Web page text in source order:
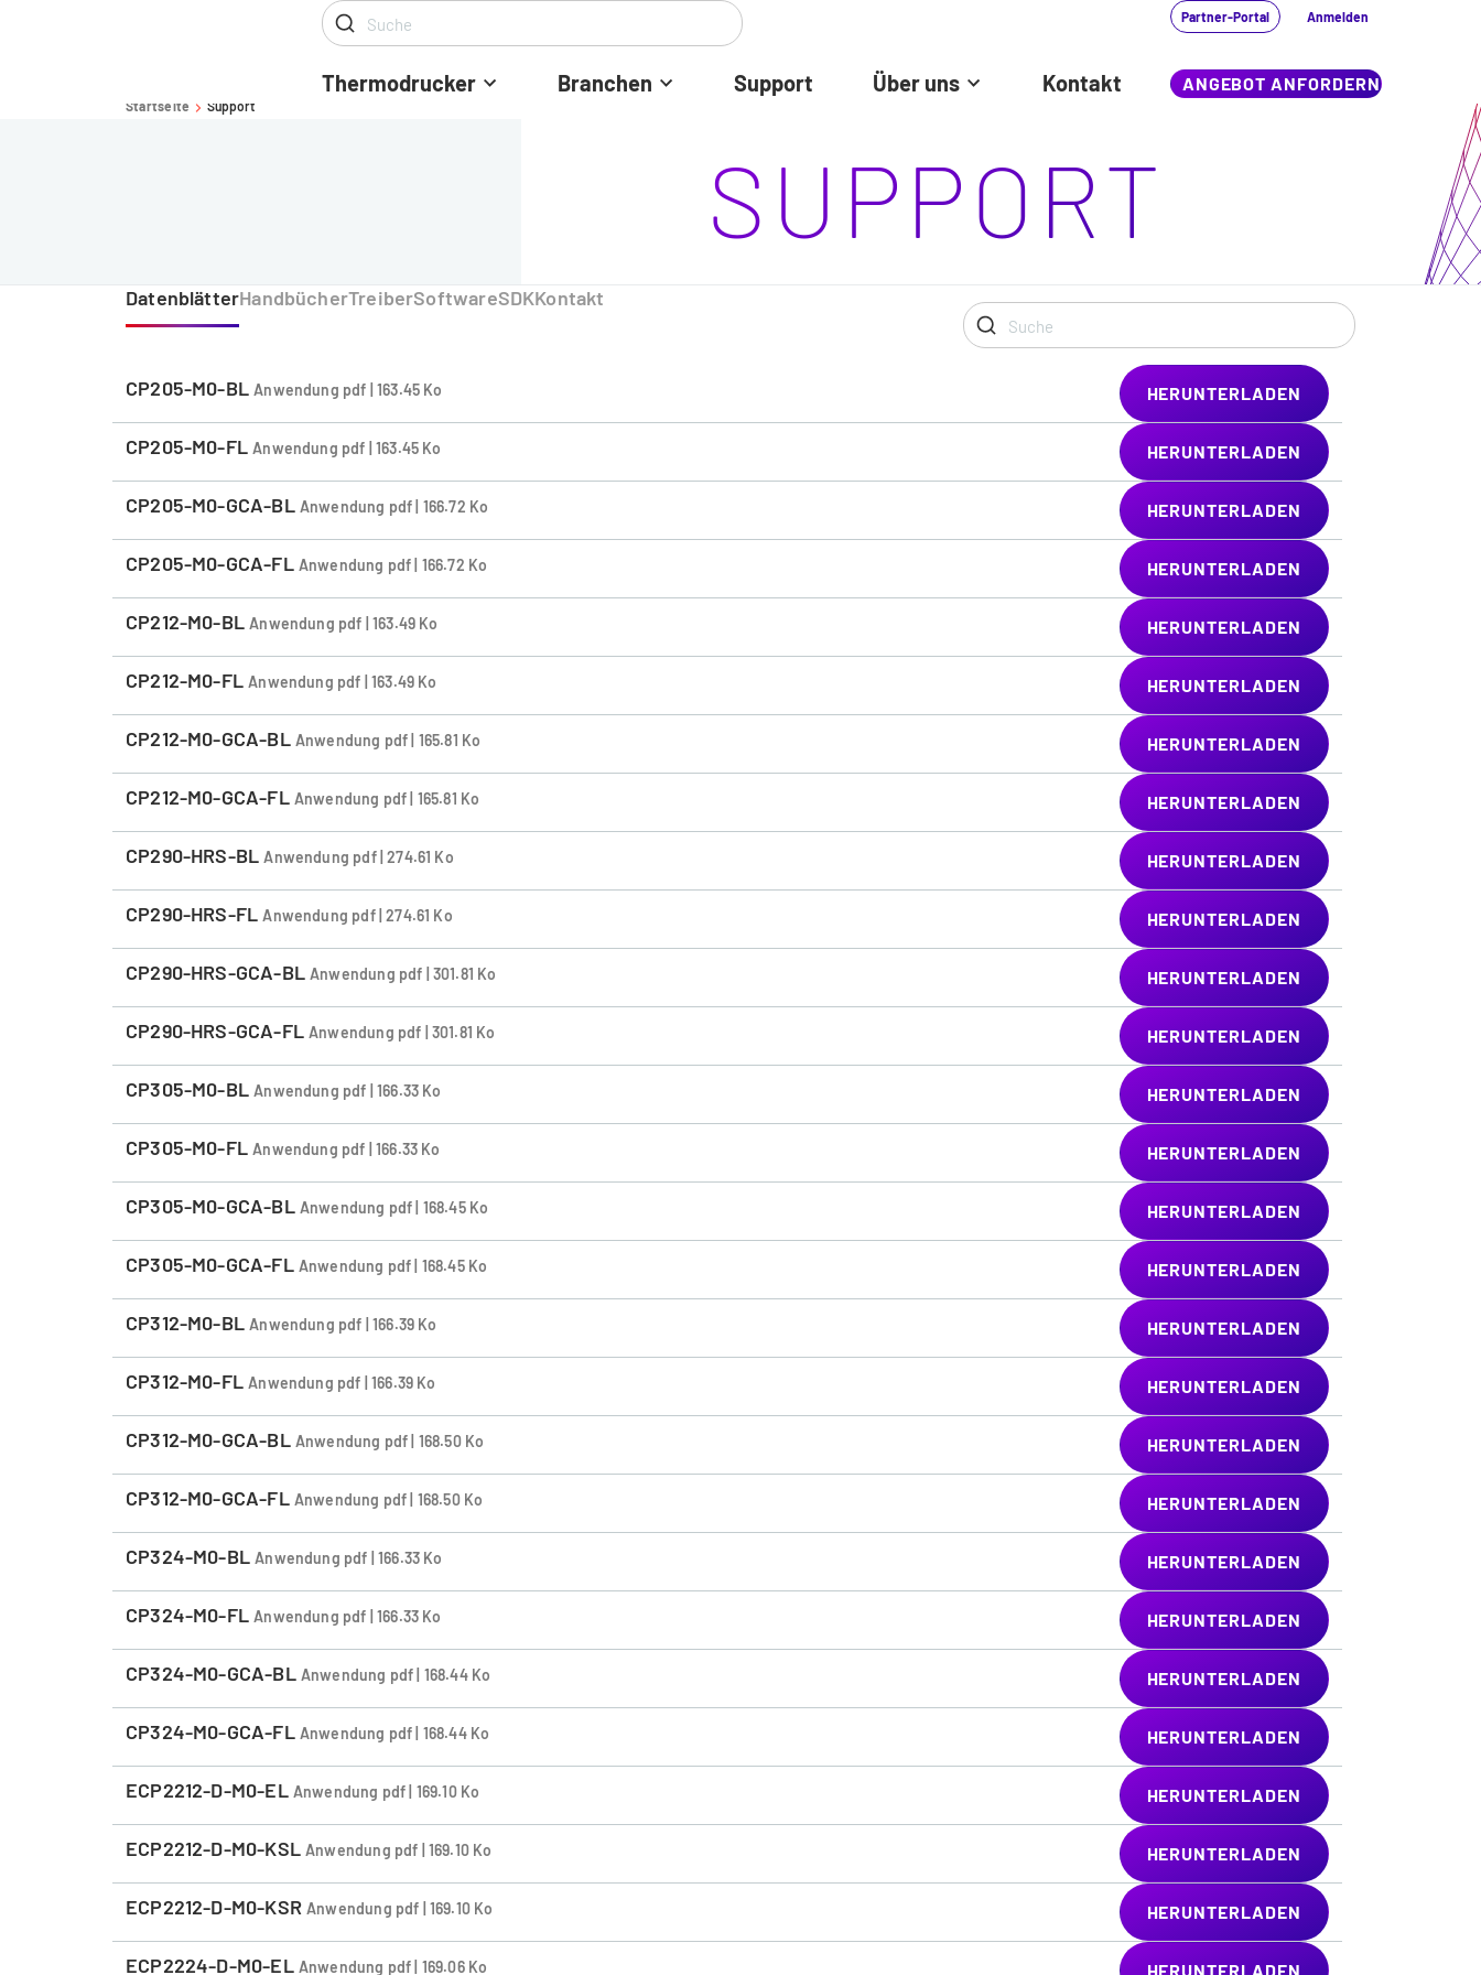
Partner-Portal Anmelden
Thermodrucker Branchen Support Über uns Kontakt ANGEBOT ANFORDERN
Startseite - Support
SUPPORT
DatenblätterHandbücherTreiberSoftwareSDKKontakt
CP205-M0-BLAnwendung pdf | 163.45 Ko HERUNTERLADEN
CP205-M0-FLAnwendung pdf | 163.45 Ko HERUNTERLADEN
CP205-M0-GCA-BL Anwendung pdf | 166.72 Ko HERUNTERLADEN
CP205-M0-GCA-FL Anwendung pdf | 166.72 Ko HERUNTERLADEN
CP212-M0-BLAnwendung pdf | 163.49 Ko HERUNTERLADEN
CP212-M0-FLAnwendung pdf | 163.49 Ko HERUNTERLADEN
CP212-M0-GCA-BL Anwendung pdf | 165.81 Ko HERUNTERLADEN
CP212-M0-GCA-FL Anwendung pdf | 165.81 Ko HERUNTERLADEN
CP290-HRS-BLAnwendung pdf | 274.61 Ko HERUNTERLADEN
CP290-HRS-FLAnwendung pdf | 274.61 Ko HERUNTERLADEN
CP290-HRS-GCA-BLAnwendung pdf | 301.81 Ko HERUNTERLADEN
CP290-HRS-GCA-FLAnwendung pdf | 301.81 Ko HERUNTERLADEN
CP305-M0-BLAnwendung pdf | 166.33 Ko HERUNTERLADEN
CP305-M0-FLAnwendung pdf | 166.33 Ko HERUNTERLADEN
CP305-M0-GCA-BL Anwendung pdf | 168.45 Ko HERUNTERLADEN
CP305-M0-GCA-FL Anwendung pdf | 168.45 Ko HERUNTERLADEN
CP312-M0-BLAnwendung pdf | 166.39 Ko HERUNTERLADEN
CP312-M0-FLAnwendung pdf | 166.39 Ko HERUNTERLADEN
CP312-M0-GCA-BL Anwendung pdf | 168.50 Ko HERUNTERLADEN
CP312-M0-GCA-FL Anwendung pdf | 168.50 Ko HERUNTERLADEN
CP324-M0-BLAnwendung pdf | 166.33 Ko HERUNTERLADEN
CP324-M0-FLAnwendung pdf | 166.33 Ko HERUNTERLADEN
CP324-M0-GCA-BL Anwendung pdf | 168.44 Ko HERUNTERLADEN
CP324-M0-GCA-FL Anwendung pdf | 168.44 Ko HERUNTERLADEN
ECP2212-D-M0-EL Anwendung pdf | 169.10 Ko HERUNTERLADEN
ECP2212-D-M0-KSLAnwendung pdf | 169.10 Ko HERUNTERLADEN
ECP2212-D-M0-KSRAnwendung pdf | 169.10 Ko HERUNTERLADEN
ECP2224-D-M0-EL Anwendung pdf | 169.06 Ko HERUNTERLADEN